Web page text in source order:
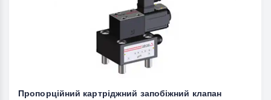
Пропорційний картріджний запобіжний клапан